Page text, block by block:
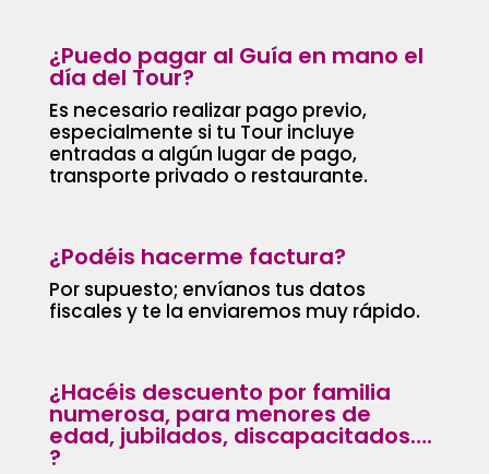
¿Puedo pagar al Guía en mano el
día del Tour?
Es necesario realizar pago previo,
especialmente si tu Tour incluye
entradas a algún lugar de pago,
transporte privado o restaurante.
¿Podéis hacerme factura?
Por supuesto; envíanos tus datos
fiscales y te la enviaremos muy rápido.
¿Hacéis descuento por familia
numerosa, para menores de
edad, jubilados, discapacitados….
?